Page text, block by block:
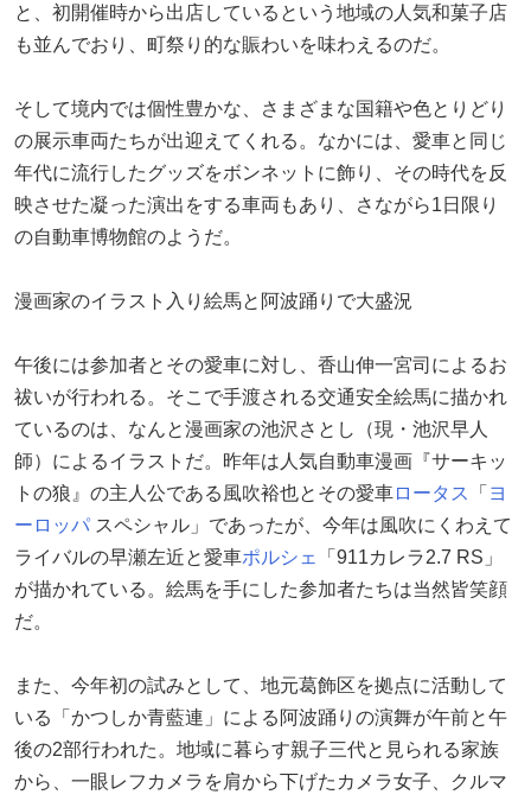
と、初開催時から出店しているという地域の人気和菓子店
も並んでおり、町祭り的な賑わいを味わえるのだ。
そして境内では個性豊かな、さまざまな国籍や色とりどり
の展示車両たちが出迎えてくれる。なかには、愛車と同じ
年代に流行したグッズをボンネットに飾り、その時代を反
映させた凝った演出をする車両もあり、さながら1日限り
の自動車博物館のようだ。
漫画家のイラスト入り絵馬と阿波踊りで大盛況
午後には参加者とその愛車に対し、香山伸一宮司によるお
祓いが行われる。そこで手渡される交通安全絵馬に描かれ
ているのは、なんと漫画家の池沢さとし（現・池沢早人
師）によるイラストだ。昨年は人気自動車漫画『サーキッ
トの狼』の主人公である風吹裕也とその愛車ロータス 「 ヨ
ーロッパ スペシャル」であったが、今年は風吹にくわえて
ライバルの早瀬左近と愛車ポルシェ
「911カレラ2.7 RS」
が描かれている。絵馬を手にした参加者たちは当然皆笑顔
だ。
また、今年初の試みとして、地元葛飾区を拠点に活動して
いる「かつしか青藍連」による阿波踊りの演舞が午前と午
後の2部行われた。地域に暮らす親子三代と見られる家族
から、一眼レフカメラを肩から下げたカメラ女子、クルマ